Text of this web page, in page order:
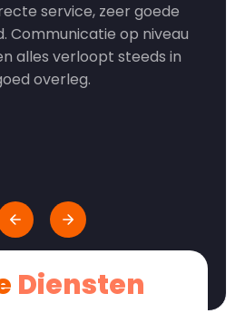
Snelle en correcte service, altijd
en beschikbaar als je ze
hebt
Diensten